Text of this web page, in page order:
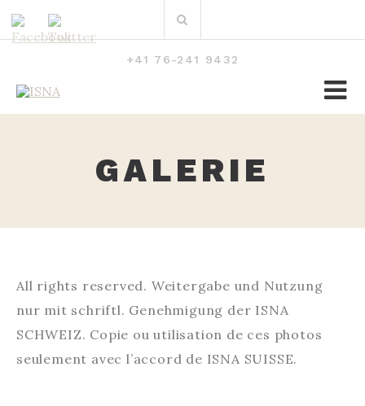
Inhalt
nach:
+41 76-241 9432
GALERIE
All rights reserved. Weitergabe und Nutzung
nur mit schriftl. Genehmigung der ISNA
SCHWEIZ. Copie ou utilisation de ces photos
seulement avec l’accord de ISNA SUISSE.